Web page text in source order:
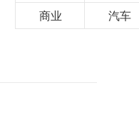
商业 汽车